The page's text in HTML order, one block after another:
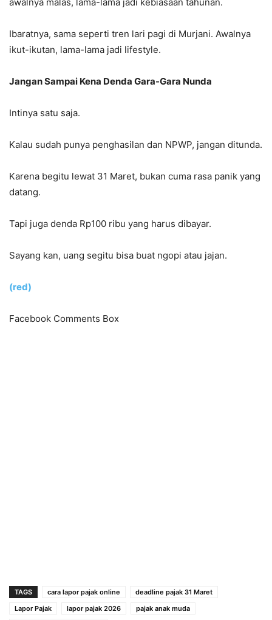
Ibaratnya, sama seperti tren lari pagi di Murjani. Awalnya
ikut-ikutan, lama-lama jadi lifestyle.
Jangan Sampai Kena Denda Gara-Gara Nunda
Intinya satu saja.
Kalau sudah punya penghasilan dan NPWP, jangan ditunda.
Karena begitu lewat 31 Maret, bukan cuma rasa panik yang
datang.
Tapi juga denda Rp100 ribu yang harus dibayar.
Sayang kan, uang segitu bisa buat ngopi atau jajan.
(red)
Facebook Comments Box
TAGS cara lapor pajak online
deadline pajak 31 Maret
Lapor Pajak
lapor pajak 2026
pajak anak muda